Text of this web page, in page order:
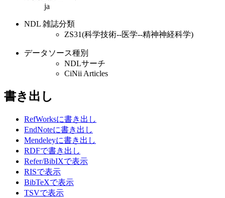
ja
NDL 雑誌分類
ZS31(科学技術--医学--精神神経科学)
データソース種別
NDLサーチ
CiNii Articles
書き出し
RefWorksに書き出し
EndNoteに書き出し
Mendeleyに書き出し
RDFで書き出し
Refer/BibIXで表示
RISで表示
BibTeXで表示
TSVで表示